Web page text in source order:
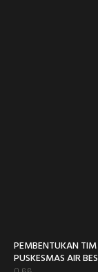
PEMBENTUKAN
PUSKESMAS AIR